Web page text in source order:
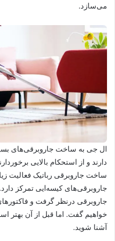
می‌سازد.
ال جی به ساخت جاروبرقی‌های
دارند و از استحکام بالایی
ساخت جاروبرقی رباتیک فعالیت
جاروبرقی‌های کیسه‌ایی تمرکز
جاروبرقی درنظر گرفت و
خواهیم گفت. اما قبل از آن بهتر
آشنا شوید.